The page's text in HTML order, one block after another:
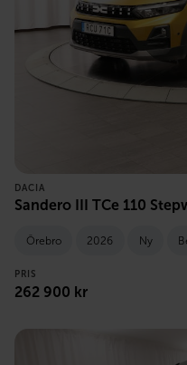
DACIA
Sandero III TCe 110
Örebro 2026 Ny
PRIS
262 900 kr